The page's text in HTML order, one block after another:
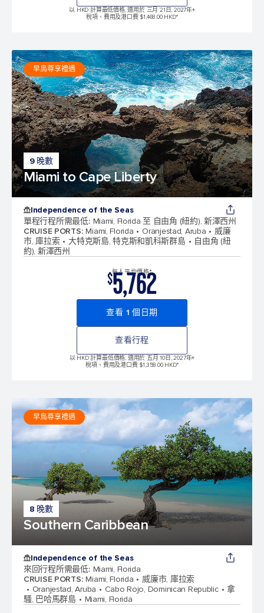
以 HKD 計算最低價格, 適用於 三月 21日, 2027年+
稅項、費用及港口費 $1,468.00 HKD*
9 晚數
Miami to Cape Liberty
早鳥尊享禮遇
Independence of the Seas
單程行程所需最低: Miami, Florida 至 自由角 (紐約), 新澤西州
CRUISE PORTS: Miami, Florida Oranjestad, Aruba
威廉
市, 庫拉索
大特克斯島, 特克斯和凱科斯群島
自由角 (紐
約), 新澤西州
每人平均價格*
$5,762
查看 1 個日期
查看行程
以 HKD 計算最低價格, 適用於 五月 10日, 2027年+
稅項、費用及港口費 $1,358.00 HKD*
8 晚數
Southern Caribbean
早鳥尊享禮遇
Independence of the Seas
來回行程所需最低: Miami, Florida
CRUISE PORTS: Miami, Florida
威廉市, 庫拉索
Oranjestad, Aruba
Cabo Rojo, Dominican Republic
拿
騷, 巴哈馬群島
Miami, Florida